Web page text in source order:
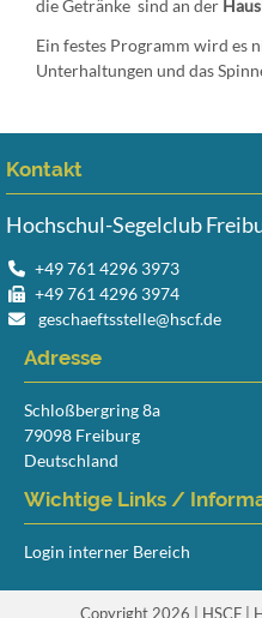
die Getränke sind an der
Ein festes Programm wird es
Unterhaltungen und das
Kontakt
Hochschul-Segelclub
+49 761 4296 3973
+49 761 4296 3974
geschaeftsstelle@hscf.de
Adresse
Schloßbergring 8a
79098 Freiburg
Deutschland
Wichtige Links /
Login interner Bereich
Copyright 2026 | HSCF |